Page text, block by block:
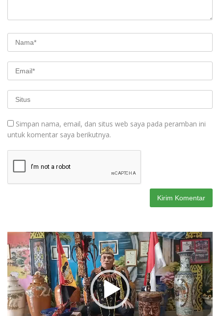
Simpan nama, email, dan situs web saya pada peramban ini
untuk komentar saya berikutnya.
Pemutar
Video